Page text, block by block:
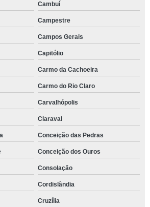
Cambuí
Campestre
Campos Gerais
Capitólio
Carmo da Cachoeira
Carmo do Rio Claro
Carvalhópolis
Claraval
Conceição das Pedras
Conceição dos Ouros
Consolação
Cordislândia
Cruzília